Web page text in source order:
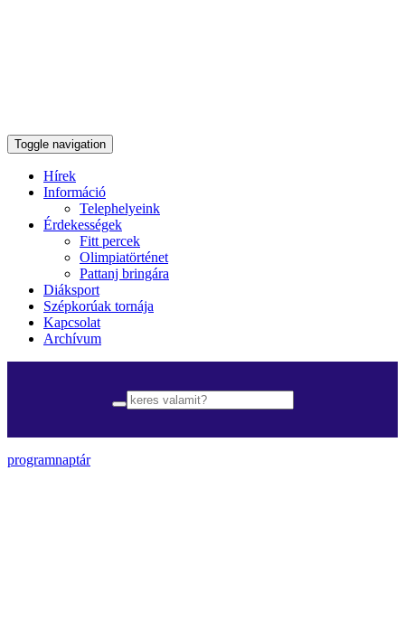
Toggle navigation
Hírek
Információ
Telephelyeink
Érdekességek
Fitt percek
Olimpiatörténet
Pattanj bringára
Diáksport
Szépkorúak tornája
Kapcsolat
Archívum
programnaptár